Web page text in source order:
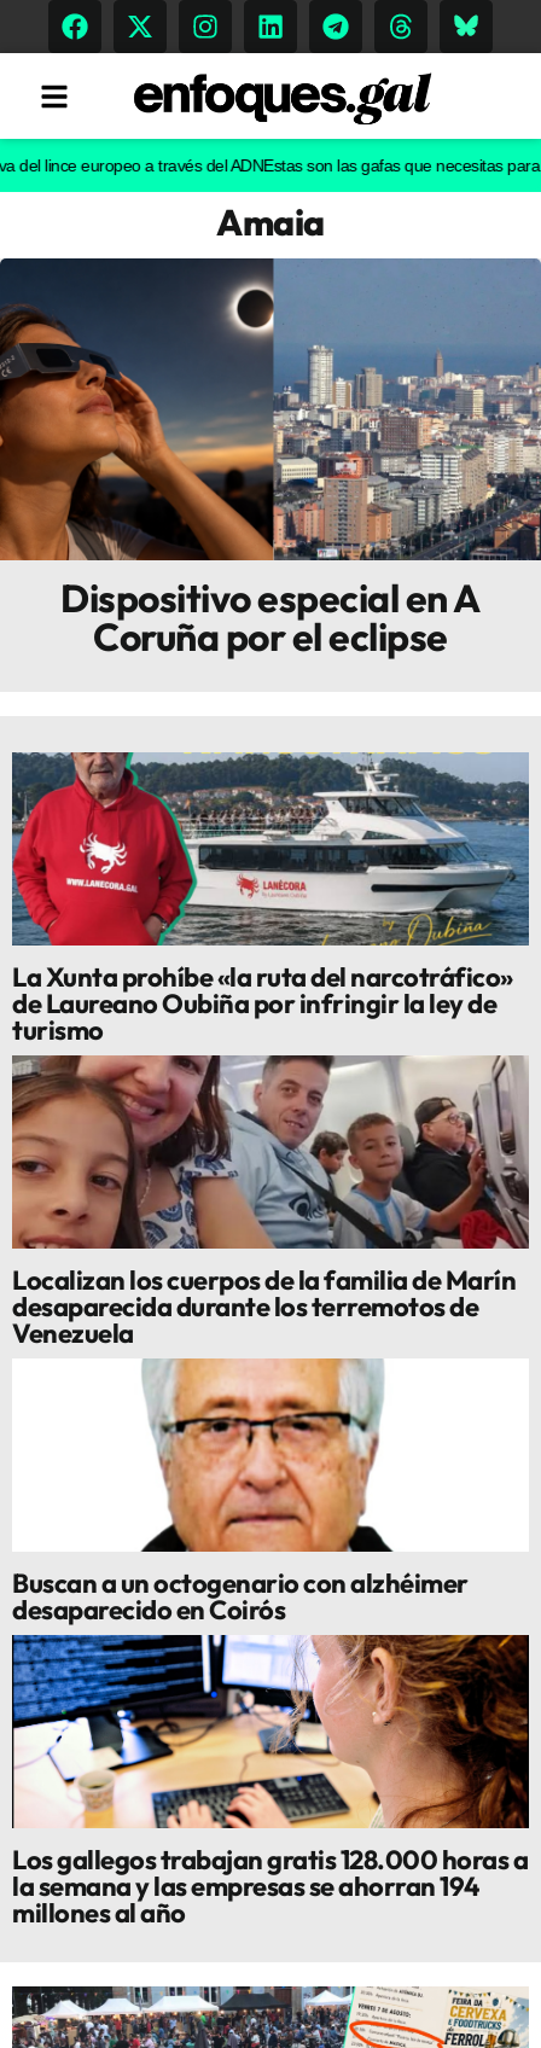
Gastronomía
Escenarios
Sostenibilidad
Innova
europeo a través del ADNEstas son las gafas que necesitas para ver
Amaia
Dispositivo especial en A
Coruña por el eclipse
La Xunta prohíbe «la ruta del narcotráfico»
de Laureano Oubiña por infringir la ley de
turismo
Localizan los cuerpos de la familia de Marín
desaparecida durante los terremotos de
Venezuela
Buscan a un octogenario con alzhéimer
desaparecido en Coirós
Los gallegos trabajan gratis 128.000 horas a
la semana y las empresas se ahorran 194
millones al año